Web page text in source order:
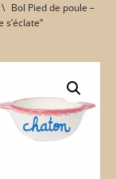
\ Bol Pied de poule –